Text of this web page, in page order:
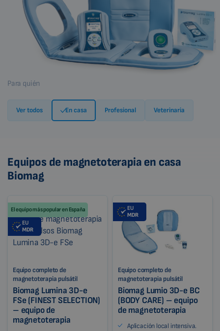
Para quién
Ver todos En casa Profesional Veterinaria
Equipos de magnetoterapia en casa
Biomag
El equipo más popular en España
EU
MDR
Equipo completo de
magnetoterapia pulsátil
Biomag Lumina 3D-e
FSe (FINEST SELECTION)
– equipo de
magnetoterapia
EU
MDR
Equipo completo de
magnetoterapia pulsátil
Biomag Lumio 3D-e BC
(BODY CARE) – equipo
de magnetoterapia
Aplicación local intensiva.